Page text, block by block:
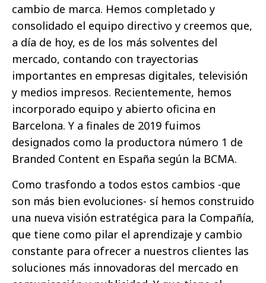
cambio de marca. Hemos completado y
consolidado el equipo directivo y creemos que,
a día de hoy, es de los más solventes del
mercado, contando con trayectorias
importantes en empresas digitales, televisión
y medios impresos. Recientemente, hemos
incorporado equipo y abierto oficina en
Barcelona. Y a finales de 2019 fuimos
designados como la productora número 1 de
Branded Content en España según la BCMA.
Como trasfondo a todos estos cambios -que
son más bien evoluciones- sí hemos construido
una nueva visión estratégica para la Compañía,
que tiene como pilar el aprendizaje y cambio
constante para ofrecer a nuestros clientes las
soluciones más innovadoras del mercado en